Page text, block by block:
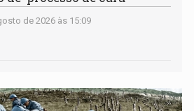
de 2026 às 15:09